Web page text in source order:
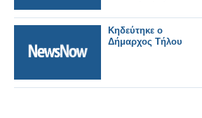
Κηδεύτηκε ο
Δήμαρχος Τήλου